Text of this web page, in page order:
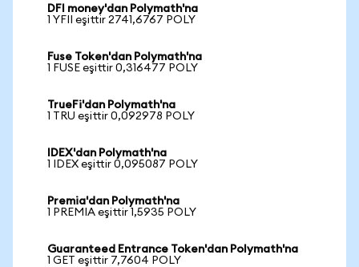
DFI money'dan Polymath'na
1 YFII eşittir 2741,6767 POLY
Fuse Token'dan Polymath'na
1 FUSE eşittir 0,316477 POLY
TrueFi'dan Polymath'na
1 TRU eşittir 0,092978 POLY
IDEX'dan Polymath'na
1 IDEX eşittir 0,095087 POLY
Premia'dan Polymath'na
1 PREMIA eşittir 1,5935 POLY
Guaranteed Entrance Token'dan Polymath'na
1 GET eşittir 7,7604 POLY